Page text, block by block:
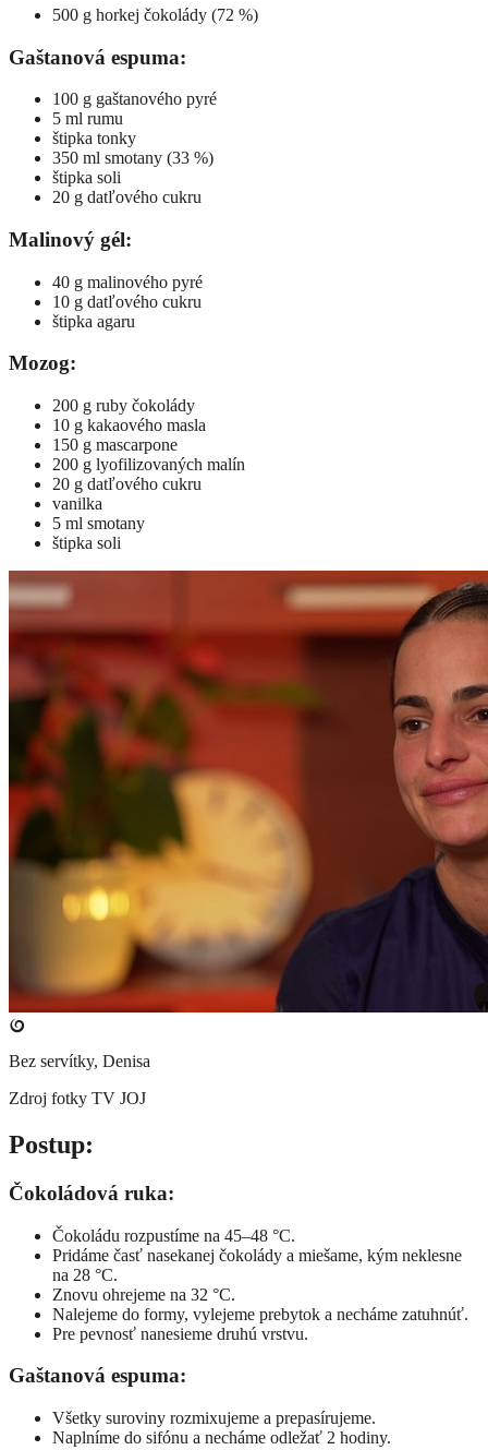
500 g horkej čokolády (72 %)
Gaštanová espuma:
100 g gaštanového pyré
5 ml rumu
štipka tonky
350 ml smotany (33 %)
štipka soli
20 g datľového cukru
Malinový gél:
40 g malinového pyré
10 g datľového cukru
štipka agaru
Mozog:
200 g ruby čokolády
10 g kakaového masla
150 g mascarpone
200 g lyofilizovaných malín
20 g datľového cukru
vanilka
5 ml smotany
štipka soli
Bez servítky, Denisa
Zdroj fotky TV JOJ
​Postup:
Čokoládová ruka:
Čokoládu rozpustíme na 45–48 °C.
Pridáme časť nasekanej čokolády a miešame, kým neklesne
na 28 °C.
Znovu ohrejeme na 32 °C.
Nalejeme do formy, vylejeme prebytok a necháme zatuhnúť.
Pre pevnosť nanesieme druhú vrstvu.
Gaštanová espuma:
Všetky suroviny rozmixujeme a prepasírujeme.
Naplníme do sifónu a necháme odležať 2 hodiny.